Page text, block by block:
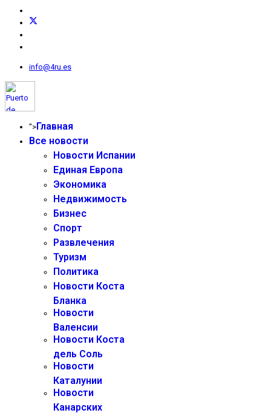
info@4ru.es
">Главная
Все новости
Новости Испании
Единая Европа
Экономика
Недвижимость
Бизнес
Спорт
Развлечения
Туризм
Политика
Новости Коста
Бланка
Новости
Валенсии
Новости Коста
дель Соль
Новости
Каталунии
Новости
Канарских